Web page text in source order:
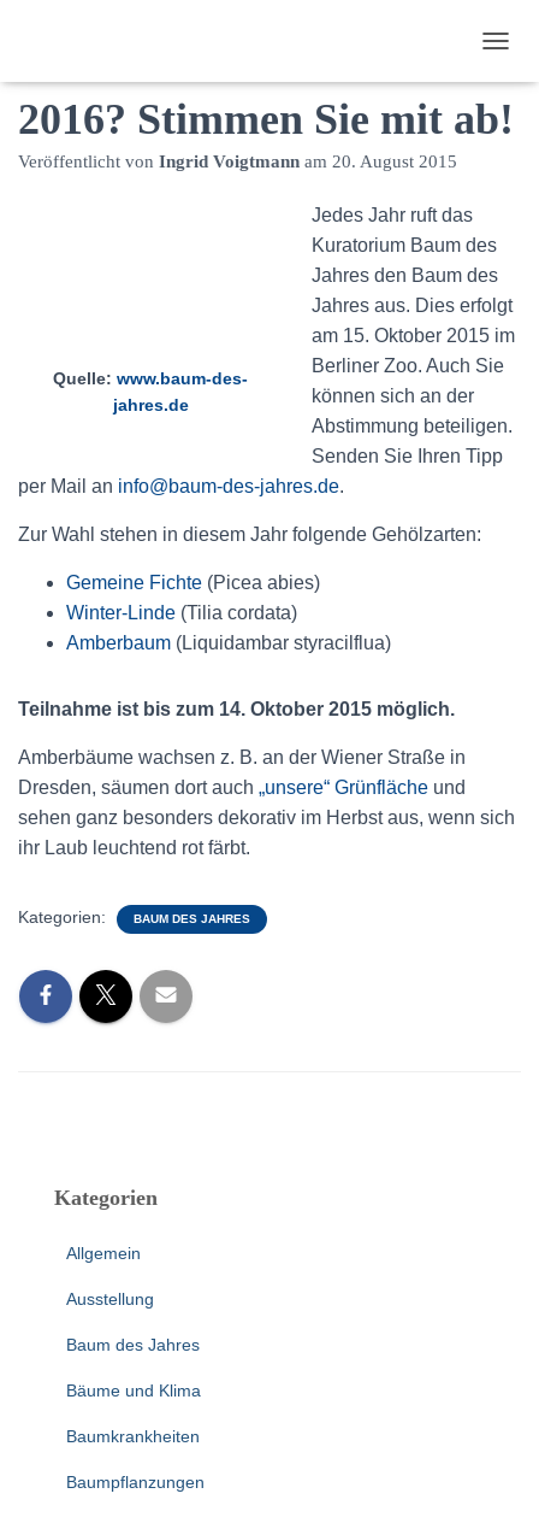
A
V
I
O
M
S
L
T
E
Wer wird Baum des Jahres
2016? Stimmen Sie mit ab!
Veröffentlicht von Ingrid Voigtmann am 20. August 2015
Quelle: www.baum-des-
jahres.de
Jedes Jahr ruft das
Kuratorium Baum des
Jahres den Baum des
Jahres aus. Dies erfolgt
am 15. Oktober 2015 im
Berliner Zoo. Auch Sie
können sich an der
Abstimmung beteiligen.
Senden Sie Ihren Tipp
per Mail an info@baum-des-jahres.de.
Zur Wahl stehen in diesem Jahr folgende Gehölzarten:
Gemeine Fichte (Picea abies)
Winter-Linde (Tilia cordata)
Amberbaum (Liquidambar styracilflua)
Teilnahme ist bis zum 14. Oktober 2015 möglich.
Amberbäume wachsen z. B. an der Wiener Straße in
Dresden, säumen dort auch „unsere“ Grünfläche und
sehen ganz besonders dekorativ im Herbst aus, wenn sich
ihr Laub leuchtend rot färbt.
Kategorien: BAUM DES JAHRES
Kategorien
Allgemein
Ausstellung
Baum des Jahres
Bäume und Klima
Baumkrankheiten
Baumpflanzungen